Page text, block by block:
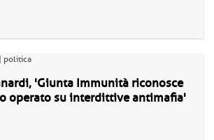
politica
'Giunta Immunità riconosce
operato su interdittive antimafia'